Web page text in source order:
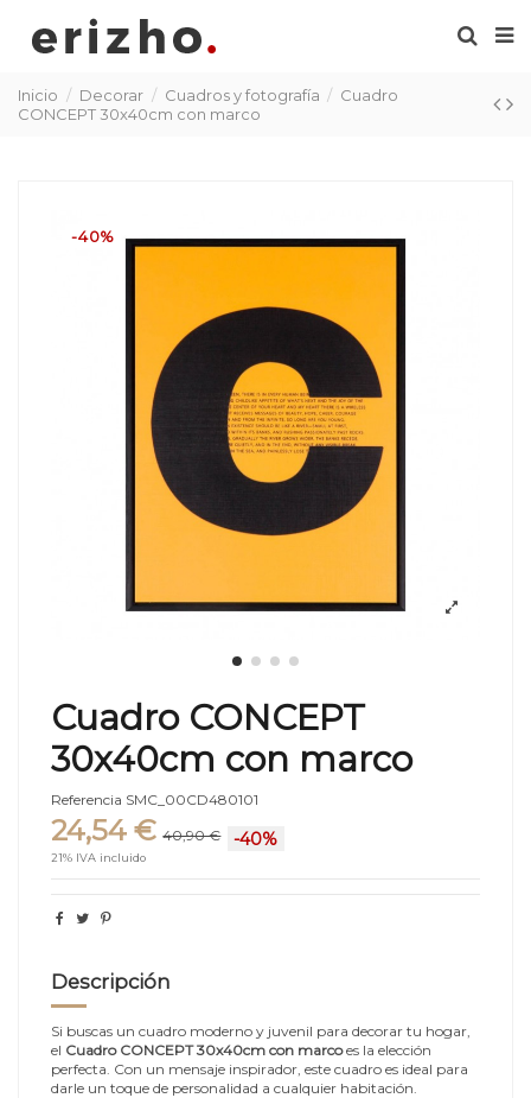
Inicio Decorar Cuadros y fotografía
Cuadro
CONCEPT 30x40cm con marco
-40%
Cuadro CONCEPT
30x40cm con marco
Referencia SMC_00CD480101
24,54 € 40,90 € -40%
21% IVA incluido
Descripción
Si buscas un cuadro moderno y juvenil para decorar tu hogar,
el Cuadro CONCEPT 30x40cm con marcoes la elección
perfecta. Con un mensaje inspirador, este cuadro es ideal para
darle un toque de personalidad a cualquier habitación.